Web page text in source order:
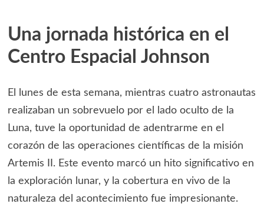
Una jornada histórica en el
Centro Espacial Johnson
El lunes de esta semana, mientras cuatro astronautas
realizaban un sobrevuelo por el lado oculto de la
Luna, tuve la oportunidad de adentrarme en el
corazón de las operaciones científicas de la misión
Artemis II. Este evento marcó un hito significativo en
la exploración lunar, y la cobertura en vivo de la
naturaleza del acontecimiento fue impresionante.